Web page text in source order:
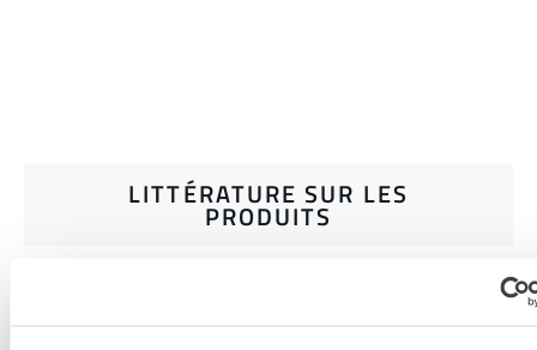
LITTÉRATURE SUR LES
PRODUITS